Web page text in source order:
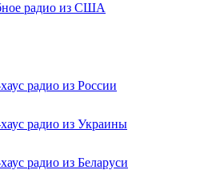
радио из США
радио из России
радио из Украины
радио из Беларуси